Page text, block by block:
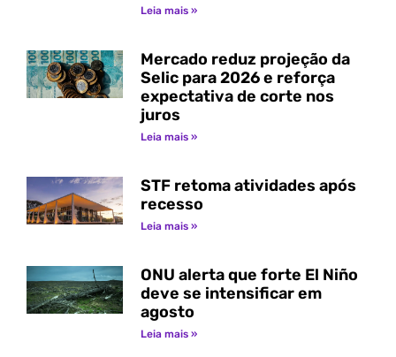
Leia mais »
Mercado reduz projeção da
Selic para 2026 e reforça
expectativa de corte nos
juros
Leia mais »
STF retoma atividades após
recesso
Leia mais »
ONU alerta que forte El Niño
deve se intensificar em
agosto
Leia mais »